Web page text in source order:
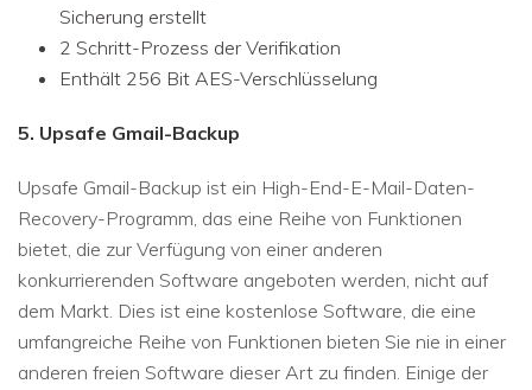
Sicherung erstellt
2 Schritt-Prozess der Verifikation
Enthält 256 Bit AES-Verschlüsselung
5. Upsafe Gmail-Backup
Upsafe Gmail-Backup ist ein High-End-E-Mail-Daten-
Recovery-Programm, das eine Reihe von Funktionen
bietet, die zur Verfügung von einer anderen
konkurrierenden Software angeboten werden, nicht auf
dem Markt. Dies ist eine kostenlose Software, die eine
umfangreiche Reihe von Funktionen bieten Sie nie in einer
anderen freien Software dieser Art zu finden. Einige der